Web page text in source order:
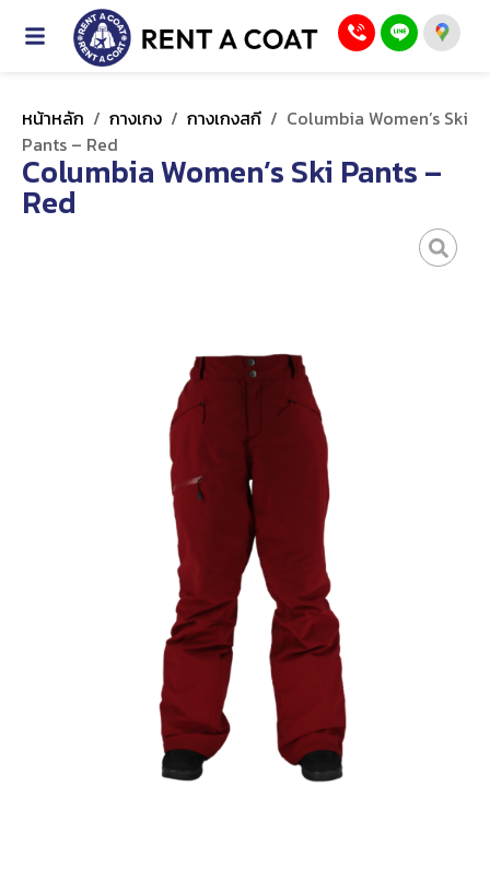
หน้าหลัก / กางเกง / กางเกงสกี / Columbia Women’s Ski
Pants – Red
Columbia Women’s Ski Pants –
Red